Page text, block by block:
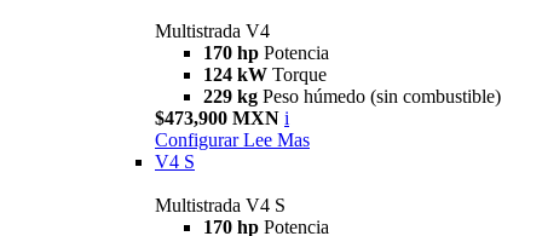
Multistrada V4
170 hp Potencia
124 kW Torque
229 kg Peso húmedo (sin combustible)
$473,900 MXN i
Configurar Lee Mas
V4 S
Multistrada V4 S
170 hp Potencia